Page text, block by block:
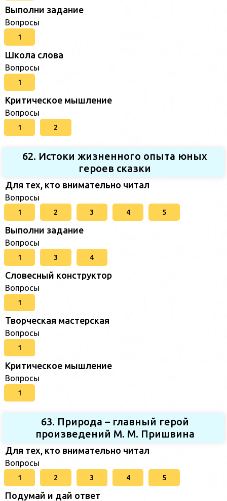
Выполни задание
Вопросы
1
Школа слова
Вопросы
1
Критическое мышление
Вопросы
1 2
62. Истоки жизненного опыта юных
героев сказки
Для тех, кто внимательно читал
Вопросы
1 2 3 4 5
Выполни задание
Вопросы
1 3 4
Словесный конструктор
Вопросы
1
Творческая мастерская
Вопросы
1
Критическое мышление
Вопросы
1
63. Природа – главный герой
произведений М. М. Пришвина
Для тех, кто внимательно читал
Вопросы
1 2 3 4 5
Подумай и дай ответ